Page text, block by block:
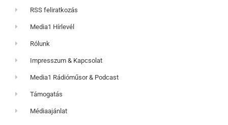
RSS feliratkozás
Media1 Hírlevél
Rólunk
Impresszum & Kapcsolat
Media1 Rádióműsor & Podcast
Támogatás
Médiaajánlat